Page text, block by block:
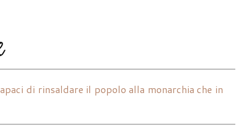
di rinsaldare il popolo alla monarchia che in